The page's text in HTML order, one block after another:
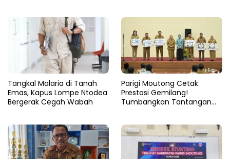
Tangkal Malaria di Tanah
Emas, Kapus Lompe Ntodea
Bergerak Cegah Wabah
Parigi Moutong Cetak
Prestasi Gemilang!
Tumbangkan Tantangan
Sulteng 2024